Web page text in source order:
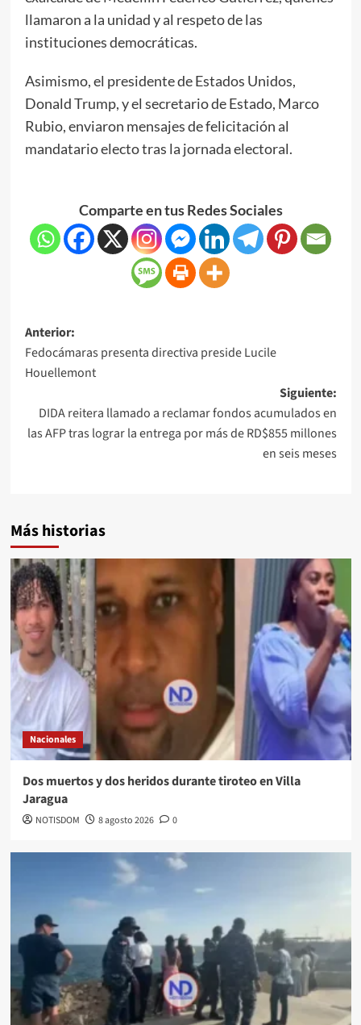
llamaron a la unidad y al respeto de las
instituciones democráticas.
Asimismo, el presidente de Estados Unidos,
Donald Trump, y el secretario de Estado, Marco
Rubio, enviaron mensajes de felicitación al
mandatario electo tras la jornada electoral.
Comparte en tus Redes Sociales
Anterior:
Fedocámaras presenta directiva preside Lucile
Houellemont
Siguiente:
DIDA reitera llamado a reclamar fondos acumulados en
las AFP tras lograr la entrega por más de RD$855 millones
en seis meses
Más historias
Nacionales
Dos muertos y dos heridos durante tiroteo en Villa
Jaragua
NOTISDOM 8 agosto 2026 0